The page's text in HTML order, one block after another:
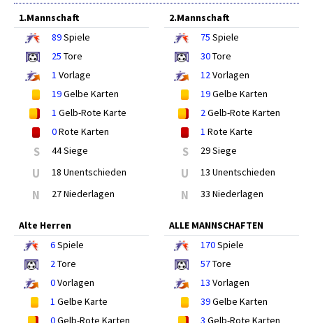
1.Mannschaft
89Spiele
25 Tore
1 Vorlage
19Gelbe Karten
1 Gelb-Rote Karte
0Rote Karten
S 44 Siege
U 18 Unentschieden
N 27 Niederlagen
2.Mannschaft
75 Spiele
30Tore
12Vorlagen
19Gelbe Karten
2Gelb-Rote Karten
1 Rote Karte
S 29 Siege
U 13 Unentschieden
N 33 Niederlagen
Alte Herren
6Spiele
2Tore
0Vorlagen
1 Gelbe Karte
0Gelb-Rote Karten
ALLE MANNSCHAFTEN
170Spiele
57Tore
13 Vorlagen
39Gelbe Karten
3 Gelb-Rote Karten